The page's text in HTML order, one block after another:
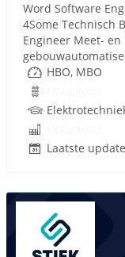
Word Software
4Some Technisch
Engineer Meet-
HBO, MBO
Laatste